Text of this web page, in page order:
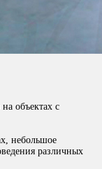
объектах с
небольшое
различных